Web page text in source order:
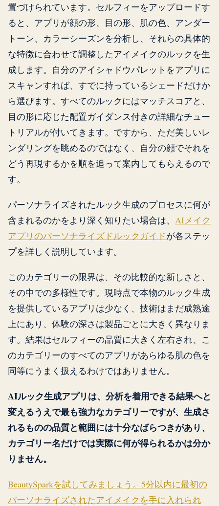
置づけられています。セルフィーをアップロードす
ると、アプリが顔の形、目の形、肌の色、アンダー
トーン、カラーシーズンを分析し、それらの具体的
な特徴に合わせて調整したアイメイクのルックを生
成します。自分のアイシャドウパレットをアプリに
スキャンすれば、すでに持っているシェードだけか
ら選びます。すべてのルックにはマッチスコアと、
目の形に応じた配置ガイダンス付きの詳細なチュー
トリアルが付いてきます。ですから、ただ美しいレ
ンダリングを眺めるのではなく、自分の顔でそれを
どう再現するかを順を追って案内してもらえるので
す。
パーソナライズされたルック生成のプロセスに何が
含まれるのかをより深く知りたい場合は、 AIメイク
アプリのパーソナライズドルックガイドが各ステッ
プを詳しく説明しています。
このカテゴリーの限界は、その比較的な新しさと、
その中での多様性です。現時点で本物のルック生成
を提供しているアプリは少なく、技術はまだ成熟途
上にあり、体験の深さは製品ごとに大きく異なりま
す。結果はセルフィーの品質に大きく左右され、こ
のカテゴリーのすべてのアプリがあらゆる肌の色を
同等にうまく扱えるわけではありません。
AIルック生成アプリは、分析を着用できる結果へと
変えるうえで最も強力なカテゴリーですが、生成さ
れるものの品質と範囲には十分なばらつきがあり、
カテゴリー名だけでは実際に何が得られるかは分か
りません。
BeautySparkを試してみましょう。5分以内に最初の
パーソナライズされたアイメイクを手に入れられ